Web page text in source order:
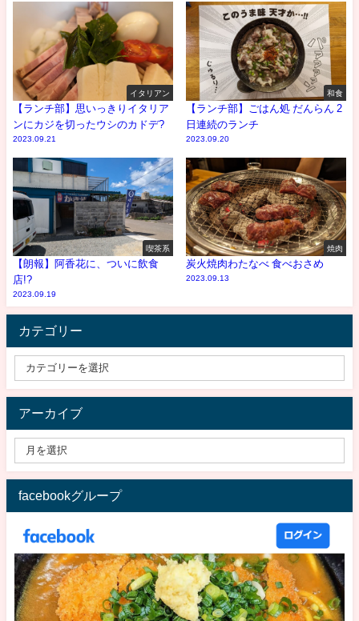
イタリアン
【ランチ部】思いっきりイタリア
ンにカジを切ったウシのカドデ?
2023.09.21
和食
【ランチ部】ごはん処 だんらん 2
日連続のランチ
2023.09.20
喫茶系
【朗報】阿香花に、ついに飲食
店!?
2023.09.19
焼肉
炭火焼肉わたなべ 食べおさめ
2023.09.13
カテゴリー
アーカイブ
facebookグループ